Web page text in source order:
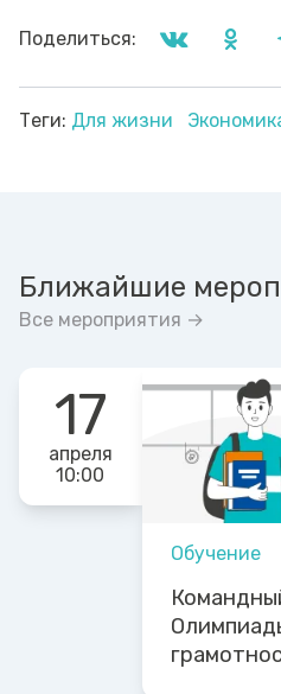
Поделиться:
Теги: Для жизни
Ближайшие
Все мероприятия →
17
апреля
10:00
Обучение